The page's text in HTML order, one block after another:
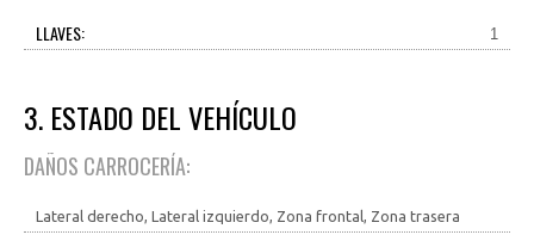
LLAVES: 1
3. ESTADO DEL VEHÍCULO
DAÑOS CARROCERÍA:
Lateral derecho, Lateral izquierdo, Zona frontal, Zona trasera